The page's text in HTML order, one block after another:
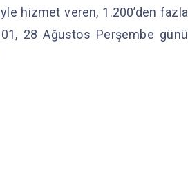
hizmet veren, 1.200’den fazla
28 Ağustos Perşembe günü